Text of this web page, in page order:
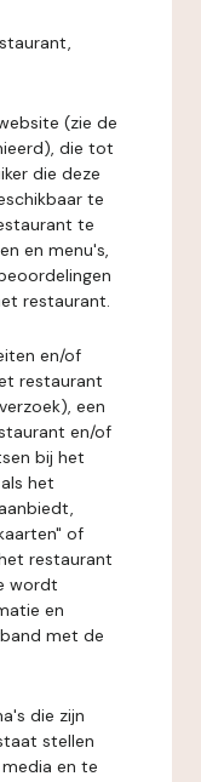
(zie de
die tot
die deze
te
te
en menu's,
restaurant.
en/of
restaurant
een
en/of
bij het
het
of
restaurant
wordt
en
met de
die zijn
stellen
en te